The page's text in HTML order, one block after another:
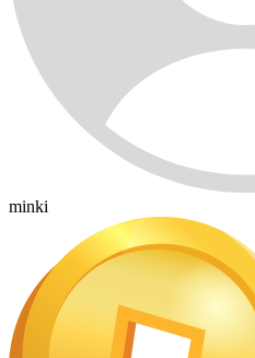
minki